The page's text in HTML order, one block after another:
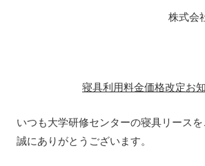
株式会社エヌ
寝具利用料金価格改定お
いつも大学研修センターの寝具リースを
誠にありがとうございます。